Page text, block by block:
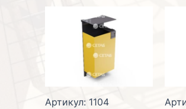
Артикул: 1104